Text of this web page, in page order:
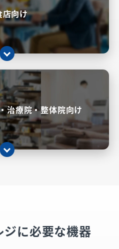
店向け
治療院・整体院向け
に必要な機器